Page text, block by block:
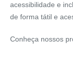
acessibilidade e
de forma tátil e
Conheça nossos